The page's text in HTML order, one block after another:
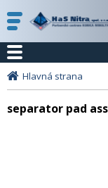
Hlavná strana
separator pad